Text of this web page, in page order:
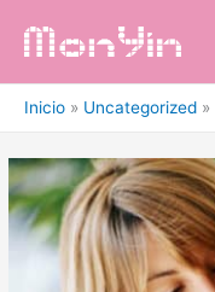
Inicio Uncategorized